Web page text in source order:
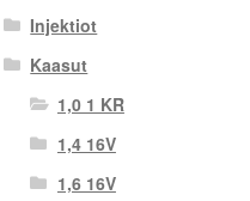
Injektiot
Kaasut
1,0 1 KR
1,4 16V
1,6 16V